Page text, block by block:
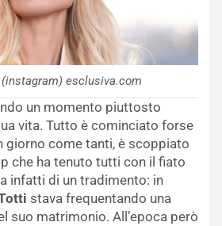
esclusiva.com
un momento piuttosto
vita. Tutto è cominciato forse
giorno come tanti, è scoppiato
che ha tenuto tutti con il fiato
infatti di un tradimento: in
stava frequentando una
suo matrimonio. All’epoca però